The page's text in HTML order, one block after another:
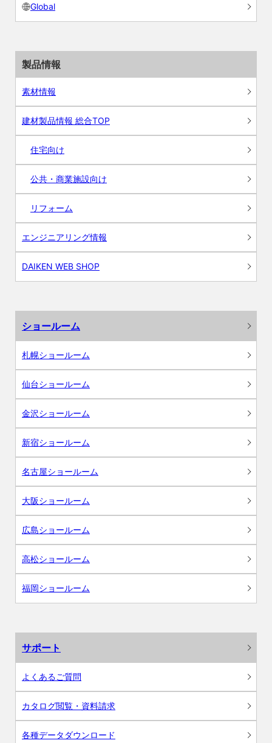
Global
製品情報
素材情報
建材製品情報 総合TOP
住宅向け
公共・商業施設向け
リフォーム
エンジニアリング情報
DAIKEN WEB SHOP
ショールーム
札幌ショールーム
仙台ショールーム
金沢ショールーム
新宿ショールーム
名古屋ショールーム
大阪ショールーム
広島ショールーム
高松ショールーム
福岡ショールーム
サポート
よくあるご質問
カタログ閲覧・資料請求
各種データダウンロード